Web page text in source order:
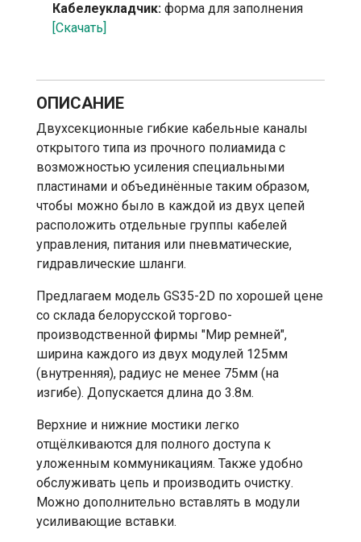
Кабелеукладчик: форма для заполнения
[Скачать]
ОПИСАНИЕ
Двухсекционные гибкие кабельные каналы
открытого типа из прочного полиамида с
возможностью усиления специальными
пластинами и объединённые таким образом,
чтобы можно было в каждой из двух цепей
расположить отдельные группы кабелей
управления, питания или пневматические,
гидравлические шланги.
Предлагаем модель GS35-2D по хорошей цене
со склада белорусской торгово-
производственной фирмы "Мир ремней",
ширина каждого из двух модулей 125мм
(внутренняя), радиус не менее 75мм (на
изгибе). Допускается длина до 3.8м.
Верхние и нижние мостики легко
отщёлкиваются для полного доступа к
уложенным коммуникациям. Также удобно
обслуживать цепь и производить очистку.
Можно дополнительно вставлять в модули
усиливающие вставки.